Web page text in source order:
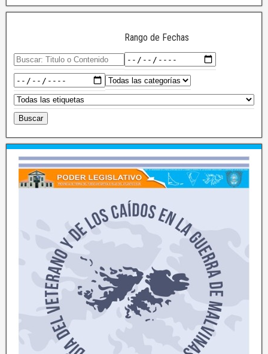
Rango de Fechas